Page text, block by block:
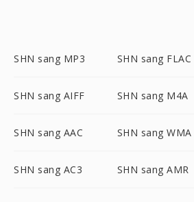
SHN sang MP3 SHN sang FLAC
SHN sang AIFF SHN sang M4A
SHN sang AAC SHN sang WMA
SHN sang AC3 SHN sang AMR